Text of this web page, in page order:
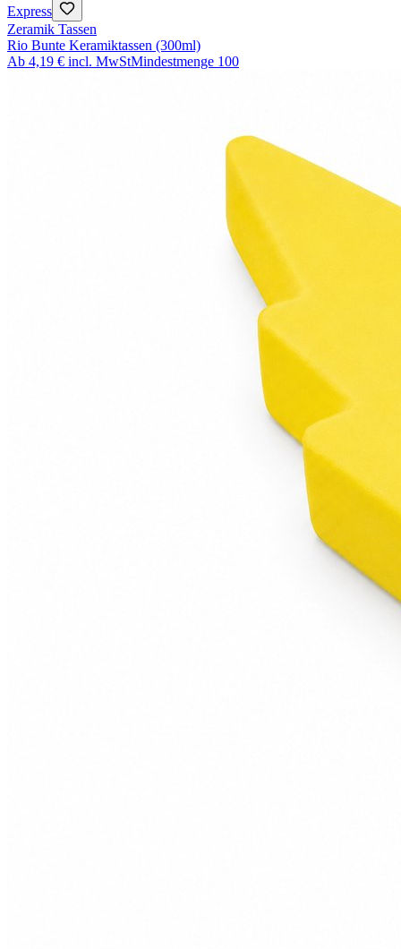
Express
Zeramik Tassen
Rio Bunte Keramiktassen (300ml)
Ab 4,19 € incl. MwStMindestmenge 100